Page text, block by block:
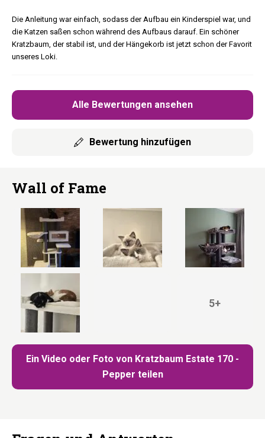
Alle Bewertungen ansehen
Bewertung hinzufügen
Die Anleitung war einfach, sodass der Aufbau ein Kinderspiel war, und
die Katzen saßen schon während des Aufbaus darauf. Ein schöner
Kratzbaum, der stabil ist, und der Hängekorb ist jetzt schon der Favorit
unseres Loki.
Wall of Fame
Ein Video oder Foto von Kratzbaum Estate 170 -
Pepper teilen
5+